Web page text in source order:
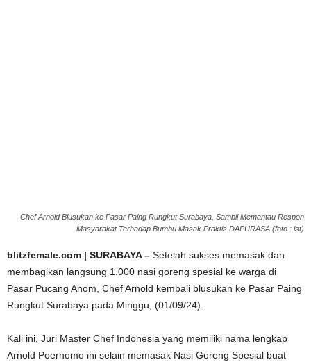
Chef Arnold Blusukan ke Pasar Paing Rungkut Surabaya, Sambil Memantau Respon
Masyarakat Terhadap Bumbu Masak Praktis DAPURASA (foto : ist)
blitzfemale.com | SURABAYA – Setelah sukses memasak dan
membagikan langsung 1.000 nasi goreng spesial ke warga di
Pasar Pucang Anom, Chef Arnold kembali blusukan ke Pasar Paing
Rungkut Surabaya pada Minggu, (01/09/24).
Kali ini, Juri Master Chef Indonesia yang memiliki nama lengkap
Arnold Poernomo ini selain memasak Nasi Goreng Spesial buat